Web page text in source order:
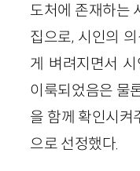
도처에 존재하는
집으로, 시인의
게 벼려지면서
이룩되었음은 물
을 함께 확인시켜
으로 선정했다.